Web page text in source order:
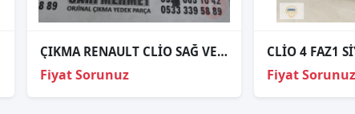
ÇIKMA RENAULT CLİO SAĞ VE SOL STOP
Fiyat Sorunuz Fiyat Sorunuz